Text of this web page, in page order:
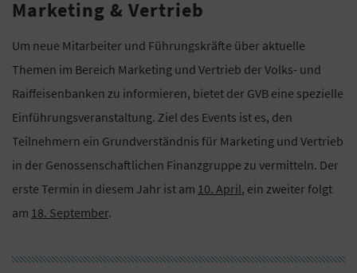
Marketing & Vertrieb
Um neue Mitarbeiter und Führungskräfte über aktuelle
Themen im Bereich Marketing und Vertrieb der Volks- und
Raiffeisenbanken zu informieren, bietet der GVB eine spezielle
Einführungsveranstaltung. Ziel des Events ist es, den
Teilnehmern ein Grundverständnis für Marketing und Vertrieb
in der Genossenschaftlichen Finanzgruppe zu vermitteln. Der
erste Termin in diesem Jahr ist am 10. April, ein zweiter folgt
am 18. September.